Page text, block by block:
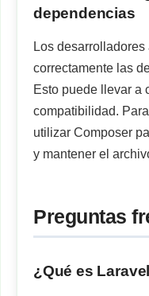
dependencias
Los
correctamente las
Esto puede llevar a
compatibilidad.
utilizar Composer
y mantener el
Preguntas
¿Qué es